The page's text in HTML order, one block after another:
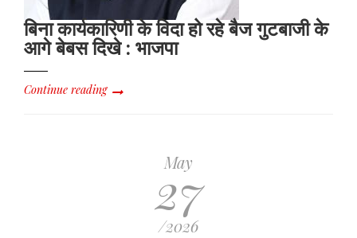
बिना कार्यकारिणी के विदा हो रहे बैज गुटबाजी के
आगे बेबस दिखे : भाजपा
Continue reading
May
27
/2026